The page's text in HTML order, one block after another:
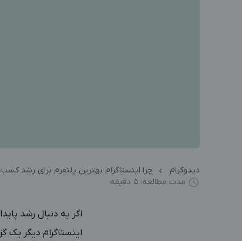
دیدوگرام
چرا اینستاگرام بهترین پلتفرم برای رشد
مدت مطالعه: ۵ دقیقه
اگر به دنبال رشد
اینستاگرام دیگر